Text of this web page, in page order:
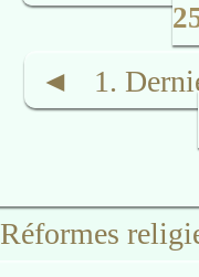
◄ 1.
Réformes